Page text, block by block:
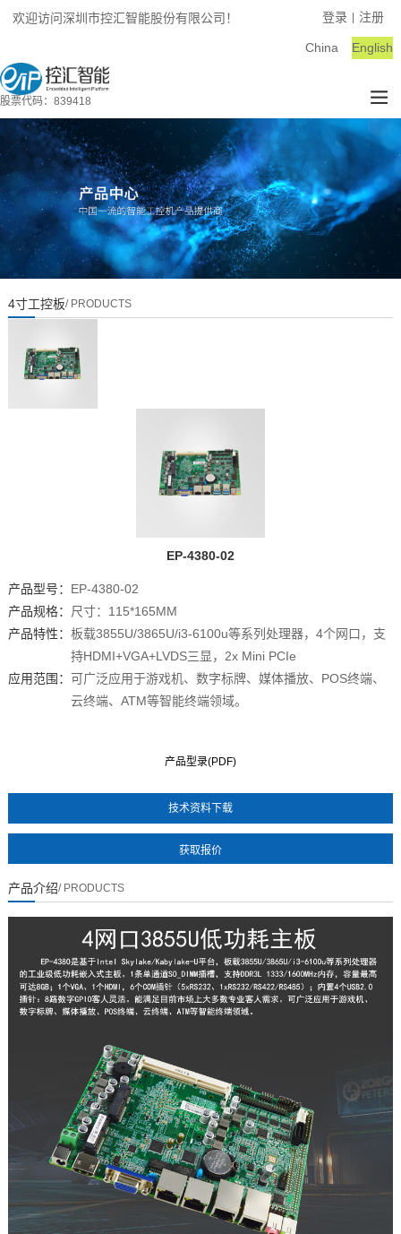
欢迎访问深圳市控汇智能股份有限公司！ 登录 注册
English
China
股票代码：839418
4寸工控板/ PRODUCTS
EP-4380-02
产品型号： EP-4380-02
产品规格： 尺寸：115*165MM
产品特性： 板载3855U/3865U/i3-6100u等系列处理器，4个网口，支
持HDMI+VGA+LVDS三显，2x Mini PCIe
应用范围： 可广泛应用于游戏机、数字标牌、媒体播放、POS终端、
云终端、ATM等智能终端领域。
产品型录(PDF)
技术资料下载
产品介绍/ PRODUCTS